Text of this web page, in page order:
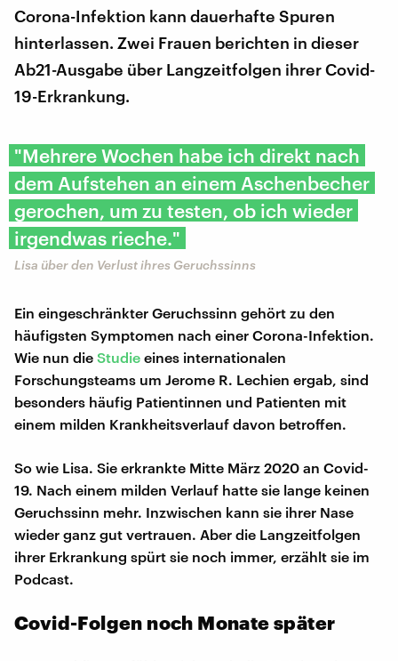
Corona-Infektion kann dauerhafte Spuren
hinterlassen. Zwei Frauen berichten in dieser
Ab21-Ausgabe über Langzeitfolgen ihrer Covid-
19-Erkrankung.
"Mehrere Wochen habe ich direkt nach
dem Aufstehen an einem Aschenbecher
gerochen, um zu testen, ob ich wieder
irgendwas rieche."
Lisa über den Verlust ihres Geruchssinns
Ein eingeschränkter Geruchssinn gehört zu den
häufigsten Symptomen nach einer Corona-Infektion.
Wie nun die Studie eines internationalen
Forschungsteams um Jerome R. Lechien ergab, sind
besonders häufig Patientinnen und Patienten mit
einem milden Krankheitsverlauf davon betroffen.
So wie Lisa. Sie erkrankte Mitte März 2020 an Covid-
19. Nach einem milden Verlauf hatte sie lange keinen
Geruchssinn mehr. Inzwischen kann sie ihrer Nase
wieder ganz gut vertrauen. Aber die Langzeitfolgen
ihrer Erkrankung spürt sie noch immer, erzählt sie im
Podcast.
Covid-Folgen noch Monate später